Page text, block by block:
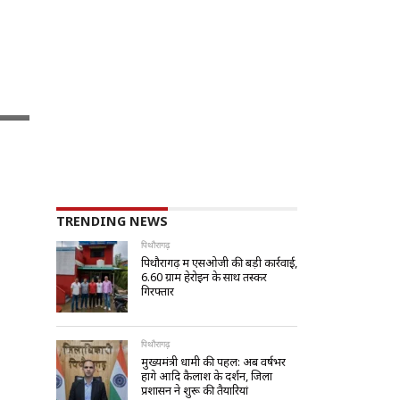
TRENDING NEWS
पिथौरागढ़
पिथौरागढ़ में एसओजी की बड़ी कार्रवाई,
6.60 ग्राम हेरोइन के साथ तस्कर
गिरफ्तार
पिथौरागढ़
मुख्यमंत्री धामी की पहल: अब वर्षभर
होंगे आदि कैलाश के दर्शन, जिला
प्रशासन ने शुरू की तैयारियां